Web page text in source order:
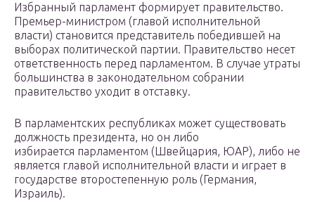
Избранный парламент формирует правительство.
Премьер-министром (главой исполнительной
власти) становится представитель победившей на
выборах политической партии. Правительство несет
ответственность перед парламентом. В случае утраты
большинства в законодательном собрании
правительство уходит в отставку.
В парламентских республиках может существовать
должность президента, но он либо
избирается парламентом (Швейцария, ЮАР), либо не
является главой исполнительной власти и играет в
государстве второстепенную роль (Германия,
Израиль).